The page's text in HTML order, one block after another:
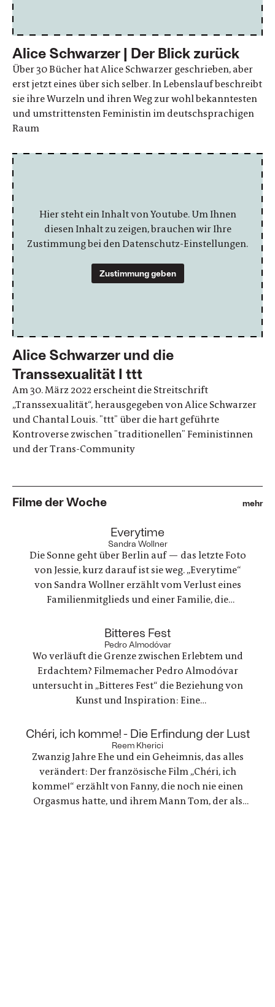
Alice Schwarzer | Der Blick zurück
Über 30 Bücher hat Alice Schwarzer geschrieben, aber
erst jetzt eines über sich selber. In Lebenslauf beschreibt
sie ihre Wurzeln und ihren Weg zur wohl bekanntesten
und umstrittensten Feministin im deutschsprachigen
Raum
Hier steht ein Inhalt von Youtube. Um Ihnen
diesen Inhalt zu zeigen, brauchen wir Ihre
Zustimmung bei den Datenschutz-Einstellungen.
Zustimmung geben
Alice Schwarzer und die
Transsexualität I ttt
Am 30. März 2022 erscheint die Streitschrift
„Transsexualität“, herausgegeben von Alice Schwarzer
und Chantal Louis. "ttt" über die hart geführte
Kontroverse zwischen "traditionellen" Feministinnen
und der Trans-Community
Filme der Woche mehr
Everytime
Sandra Wollner
Die Sonne geht über Berlin auf — das letzte Foto
von Jessie, kurz darauf ist sie weg. „Everytime“
von Sandra Wollner erzählt vom Verlust eines
Familienmitglieds und einer Familie, die
ungewöhnlicher Familienurlaub wird zu einem
Spannungsfeld zwischen Trauer, Erinnerungen
und einer Welt, die nie innehält.
Bitteres Fest
Pedro Almodóvar
Wo verläuft die Grenze zwischen Erlebtem und
Erdachtem? Filmemacher Pedro Almodóvar
untersucht in „Bitteres Fest“ die Beziehung von
Kunst und Inspiration: Eine
nach Lanzarote reist, um zu trauern und ein
Regisseur, der in einer kreativen Krise steckt - zwei
Geschichten, die zunehmend verschmelzen.
Chéri, ich komme! - Die Erfindung der Lust
Reem Kherici
Zwanzig Jahre Ehe und ein Geheimnis, das alles
verändert: Der französische Film „Chéri, ich
komme!“ erzählt von Fanny, die noch nie einen
Orgasmus hatte, und ihrem Mann Tom, der als